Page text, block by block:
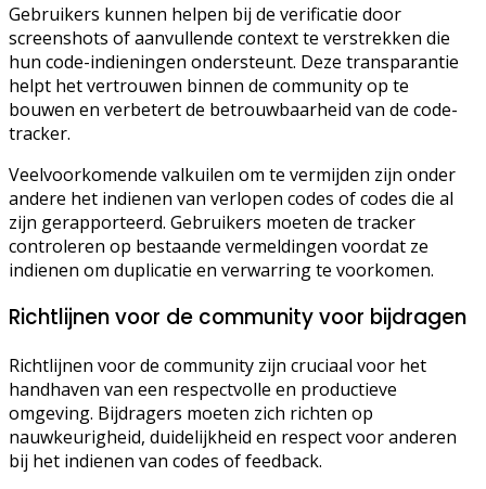
Gebruikers kunnen helpen bij de verificatie door
screenshots of aanvullende context te verstrekken die
hun code-indieningen ondersteunt. Deze transparantie
helpt het vertrouwen binnen de community op te
bouwen en verbetert de betrouwbaarheid van de code-
tracker.
Veelvoorkomende valkuilen om te vermijden zijn onder
andere het indienen van verlopen codes of codes die al
zijn gerapporteerd. Gebruikers moeten de tracker
controleren op bestaande vermeldingen voordat ze
indienen om duplicatie en verwarring te voorkomen.
Richtlijnen voor de community voor bijdragen
Richtlijnen voor de community zijn cruciaal voor het
handhaven van een respectvolle en productieve
omgeving. Bijdragers moeten zich richten op
nauwkeurigheid, duidelijkheid en respect voor anderen
bij het indienen van codes of feedback.